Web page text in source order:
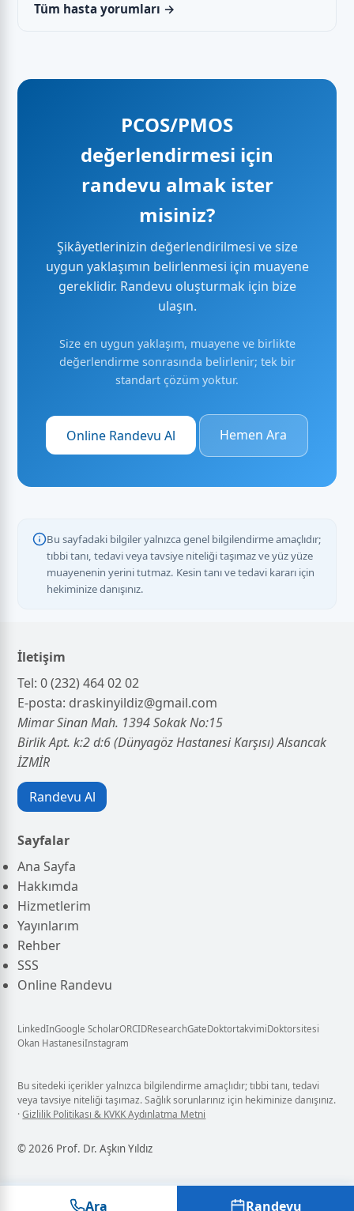
Tüm hasta yorumları →
PCOS/PMOS
değerlendirmesi için
randevu almak ister
misiniz?
Şikâyetlerinizin değerlendirilmesi ve size
uygun yaklaşımın belirlenmesi için muayene
gereklidir. Randevu oluşturmak için bize
ulaşın.
Size en uygun yaklaşım, muayene ve birlikte
değerlendirme sonrasında belirlenir; tek bir
standart çözüm yoktur.
Online Randevu Al Hemen Ara
Bu sayfadaki bilgiler yalnızca genel bilgilendirme amaçlıdır;
tıbbi tanı, tedavi veya tavsiye niteliği taşımaz ve yüz yüze
muayenenin yerini tutmaz. Kesin tanı ve tedavi kararı için
hekiminize danışınız.
İletişim
Tel:0 (232) 464 02 02
E-posta: draskinyildiz@gmail.com
Mimar Sinan Mah. 1394 Sokak No:15
Birlik Apt. k:2 d:6 (Dünyagöz Hastanesi Karşısı) Alsancak
İZMİR
Randevu Al
Sayfalar
Ana Sayfa
Hakkımda
Hizmetlerim
Yayınlarım
Rehber
SSS
Online Randevu
LinkedInGoogle ScholarORCIDResearchGateDoktortakvimiDoktorsitesi
Okan HastanesiInstagram
Bu sitedeki içerikler yalnızca bilgilendirme amaçlıdır; tıbbi tanı, tedavi
veya tavsiye niteliği taşımaz. Sağlık sorunlarınız için hekiminize danışınız.
·Gizlilik Politikası & KVKK Aydınlatma Metni
© 2026 Prof. Dr. Aşkın Yıldız
Ara Randevu